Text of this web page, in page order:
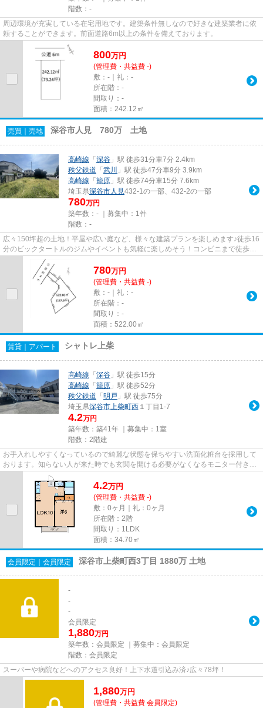
階数：-
周辺環境が充実している在宅用地です。建築条件無しなので好きな建築業者に依
頼することができます。前面道路6m以上の条件を備えております。
800万円
(管理費・共益費 -)
敷：-｜礼：-
所在階：-
間取り：-
面積：242.12㎡
売買｜売地 深谷市人見 780万 土地
高崎線 「深谷 」駅 徒歩31分車7分 2.4km
秩父鉄道 「武川
」駅 徒歩47分車9分 3.9km
高崎線 「籠原 」駅 徒歩74分車15分 7.6km
埼玉県深谷市 人見432-1の一部、432-2の一部
780万円
築年数：- ｜募集中： 1件
階数：-
広々150坪超の土地！平屋や広い庭など、様々な建築プランを楽しめます♪徒歩16
分のビックタートルのジムやイベントも気軽に楽しめそう！コンビニまで徒歩9
780万円
(管理費・共益費 -)
敷：-｜礼：-
所在階：-
間取り：-
面積：522.00㎡
賃貸｜アパート シャトレ上柴
高崎線 「深谷 」駅 徒歩15分
高崎線 「籠原 」駅 徒歩52分
秩父鉄道 「明戸 」駅 徒歩75分
埼玉県深谷市 上柴町西 １丁目1-7
4.2万円
築年数：築41年 ｜募集中： 1室
階数：2階建
お手入れしやすくなっているので綺麗な状態を保ちやすい洗面化粧台を採用して
おります。知らない人が来た時でも玄関を開ける必要がなくなるモニター付きイ
ンターホンが付いております...
4.2万円
(管理費・共益費 -)
敷：0ヶ月｜礼：0ヶ月
所在階：2階
間取り：1LDK
面積：34.70㎡
会員限定 ｜ 会員限定 深谷市上柴町西3丁目 1880万 土地
-
-
-
会員限定
1,880万円
築年数： 会員限定 ｜募集中： 会員限定
階数： 会員限定
スーパーや病院などへのアクセス良好！上下水道引込み済♪広々78坪！
1,880万円
(管理費・共益費 会員限定)